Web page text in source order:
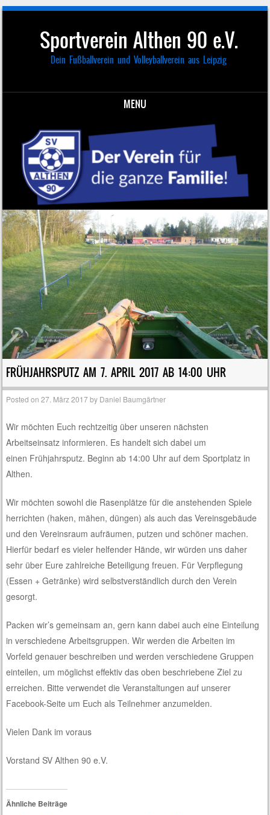
Sportverein Althen 90 e.V.
Dein Fußballverein und Volleyballverein aus Leipzig
MENU
FRÜHJAHRSPUTZ AM 7. APRIL 2017 AB 14:00 UHR
Posted on27. März 2017by Daniel Baumgärtner
Wir möchten Euch rechtzeitig über unseren nächsten
Arbeitseinsatz informieren. Es handelt sich dabei um
einen Frühjahrsputz. Beginn ab 14:00 Uhr auf dem Sportplatz in
Althen.
Wir möchten sowohl die Rasenplätze für die anstehenden Spiele
herrichten (haken, mähen, düngen) als auch das Vereinsgebäude
und den Vereinsraum aufräumen, putzen und schöner machen.
Hierfür bedarf es vieler helfender Hände, wir würden uns daher
sehr über Eure zahlreiche Beteiligung freuen. Für Verpflegung
(Essen + Getränke) wird selbstverständlich durch den Verein
gesorgt.
Packen wir’s gemeinsam an, gern kann dabei auch eine Einteilung
in verschiedene Arbeitsgruppen. Wir werden die Arbeiten im
Vorfeld genauer beschreiben und werden verschiedene Gruppen
einteilen, um möglichst effektiv das oben beschriebene Ziel zu
erreichen. Bitte verwendet die Veranstaltungen auf unserer
Facebook-Seite um Euch als Teilnehmer anzumelden.
Vielen Dank im voraus
Vorstand SV Althen 90 e.V.
Ähnliche Beiträge